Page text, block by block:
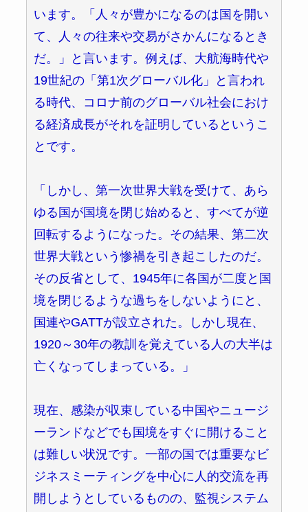
います。「人々が豊かになるのは国を開い
て、人々の往来や交易がさかんになるとき
だ。」と言います。例えば、大航海時代や
19世紀の「第1次グローバル化」と言われ
る時代、コロナ前のグローバル社会におけ
る経済成長がそれを証明しているというこ
とです。
「しかし、第一次世界大戦を受けて、あら
ゆる国が国境を閉じ始めると、すべてが逆
回転するようになった。その結果、第二次
世界大戦という惨禍を引き起こしたのだ。
その反省として、1945年に各国が二度と国
境を閉じるような過ちをしないようにと、
国連やGATTが設立された。しかし現在、
1920～30年の教訓を覚えている人の大半は
亡くなってしまっている。」
現在、感染が収束している中国やニュージ
ーランドなどでも国境をすぐに開けること
は難しい状況です。一部の国では重要なビ
ジネスミーティングを中心に人的交流を再
開しようとしているものの、監視システム